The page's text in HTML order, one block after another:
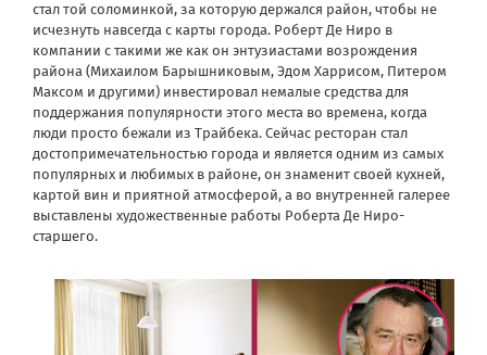
стал той соломинкой, за которую держался район, чтобы не
исчезнуть навсегда с карты города. Роберт Де Ниро в
компании с такими же как он энтузиастами возрождения
района (Михаилом Барышниковым, Эдом Харрисом, Питером
Максом и другими) инвестировал немалые средства для
поддержания популярности этого места во времена, когда
люди просто бежали из Трайбека. Сейчас ресторан стал
достопримечательностью города и является одним из самых
популярных и любимых в районе, он знаменит своей кухней,
картой вин и приятной атмосферой, а во внутренней галерее
выставлены художественные работы Роберта Де Ниро-
старшего.